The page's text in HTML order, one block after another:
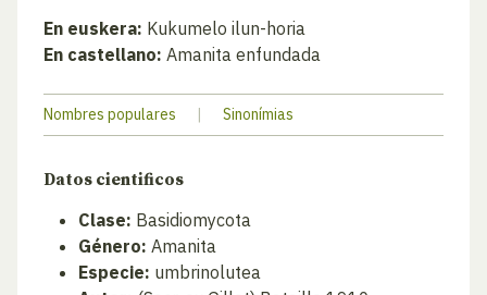
En euskera: Kukumelo ilun-horia
En castellano: Amanita enfundada
Nombres populares | Sinonímias
Datos cientificos
Clase: Basidiomycota
Género: Amanita
Especie: umbrinolutea